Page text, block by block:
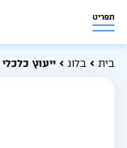
תפריט
בית בלוג ייעוץ כלכלי